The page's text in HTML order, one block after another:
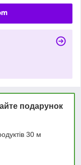
подарунок
30 м